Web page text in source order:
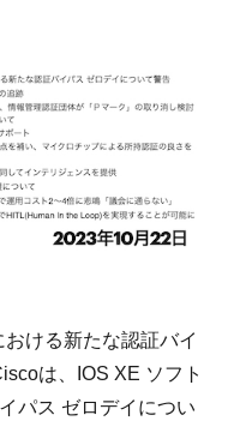
ける新たな認証バイ
は、IOS XE ソフト
パス ゼロデイについ